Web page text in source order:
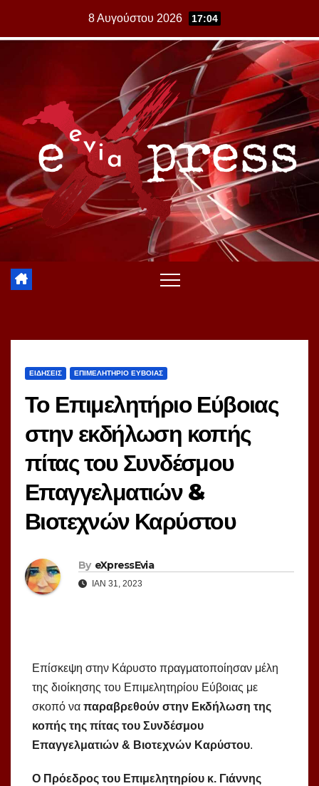
8 Αυγούστου 2026 17:04
ΕΙΔΗΣΕΙΣ ΕΠΙΜΕΛΗΤΗΡΙΟ ΕΥΒΟΙΑΣ
Το Επιμελητήριο Εύβοιας
στην εκδήλωση κοπής
πίτας του Συνδέσμου
Επαγγελματιών &
Βιοτεχνών Καρύστου
By eXpressEvia
ΙΑΝ 31, 2023
Επίσκεψη στην Κάρυστο πραγματοποίησαν μέλη
της διοίκησης του Επιμελητηρίου Εύβοιας με
σκοπό να παραβρεθούν στην Εκδήλωση της
κοπής της πίτας του Συνδέσμου
Επαγγελματιών & Βιοτεχνών Καρύστου.
Ο Πρόεδρος του Επιμελητηρίου κ. Γιάννης